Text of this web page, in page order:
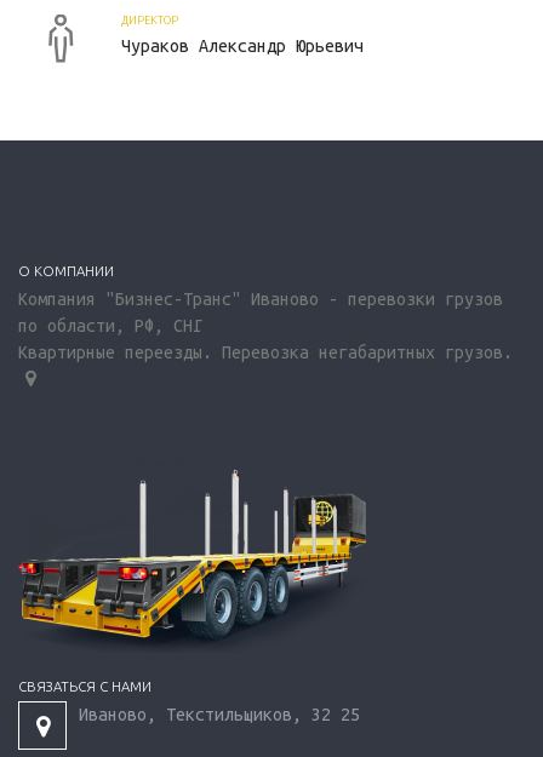
ДИРЕКТОР
Чураков Александр Юрьевич
О КОМПАНИИ
Компания "Бизнес-Транс" Иваново - перевозки грузов
по области, РФ, СНГ
Квартирные переезды. Перевозка негабаритных грузов.
СВЯЗАТЬСЯ С НАМИ
Иваново, Текстильщиков, 32 25